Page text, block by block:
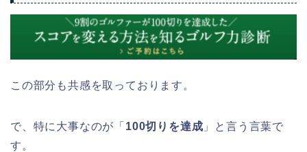
この部分も共感を取っております。
で、特に大事なのが「 100切りを達成 」と言う言葉で
す。